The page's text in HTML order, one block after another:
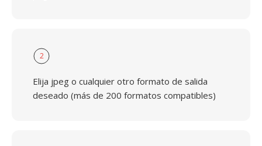
2
Elija jpeg o cualquier otro formato de salida
deseado (más de 200 formatos compatibles)